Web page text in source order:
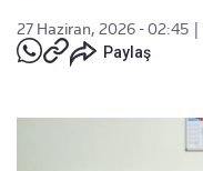
27 Haziran, 2026 - 02:45
Paylaş